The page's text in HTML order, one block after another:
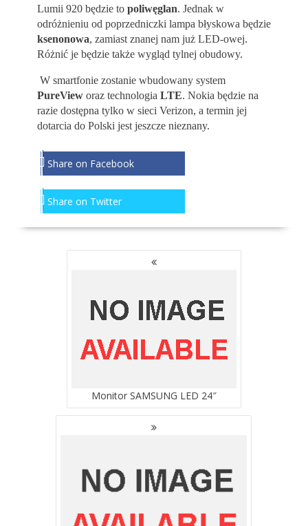
Lumii 920 będzie to poliwęglan. Jednak w
odróżnieniu od poprzedniczki lampa błyskowa będzie
ksenonowa, zamiast znanej nam już LED-owej.
Różnić je będzie także wygląd tylnej obudowy.
W smartfonie zostanie wbudowany system
PureVieworaz technologia LTE. Nokia będzie na
razie dostępna tylko w sieci Verizon, a termin jej
dotarcia do Polski jest jeszcze nieznany.
Share on Facebook
Share on Twitter
NAWIGACJA
Monitor SAMSUNG LED 24″